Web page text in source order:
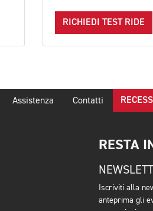
RICHIEDI TEST RIDE
Assistenza Contatti
RESTA
Iscriviti alla
anteprima gli